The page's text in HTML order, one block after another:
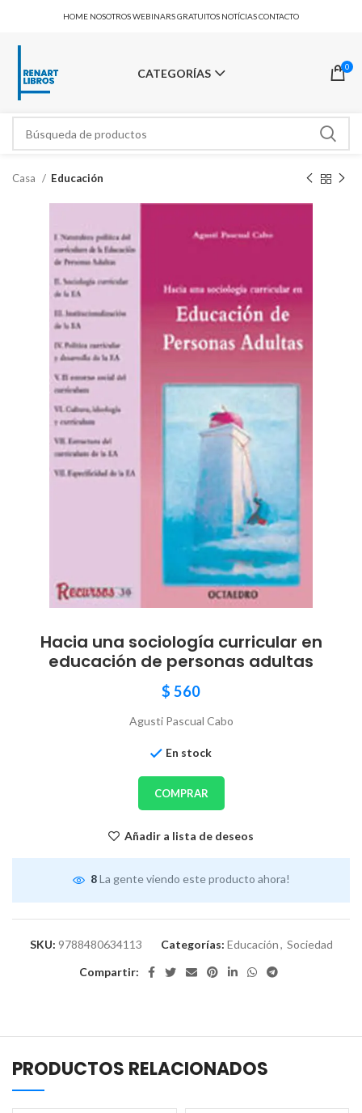
HOME NOSOTROSWEBINARS GRATUITOS NOTÍCIASCONTACTO
CATEGORÍAS 0
Casa Educación
Hacia una sociología curricular en
educación de personas adultas
$ 560
Agusti Pascual Cabo
En stock
COMPRAR
Añadir a lista de deseos
8 La gente viendo este producto ahora!
SKU: 9788480634113 Categorías: Educación, Sociedad
Compartir:
PRODUCTOS RELACIONADOS